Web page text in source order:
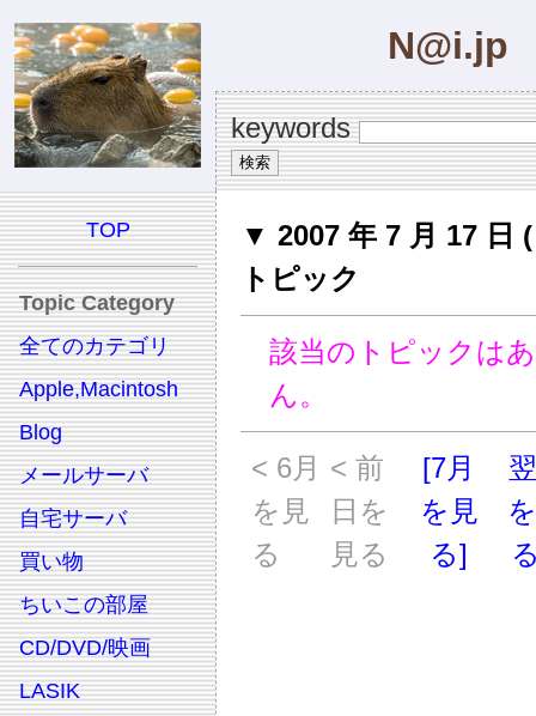
N@i.jp
keywords
TOP
Topic Category
全てのカテゴリ
Apple,Macintosh
Blog
メールサーバ
自宅サーバ
買い物
ちいこの部屋
CD/DVD/映画
LASIK
▼ 2007 年 7 月 17 日
トピック
該当のトピックは
ん。
< 6月
を見
る
< 前
日を
見る
[7月
を見
る]